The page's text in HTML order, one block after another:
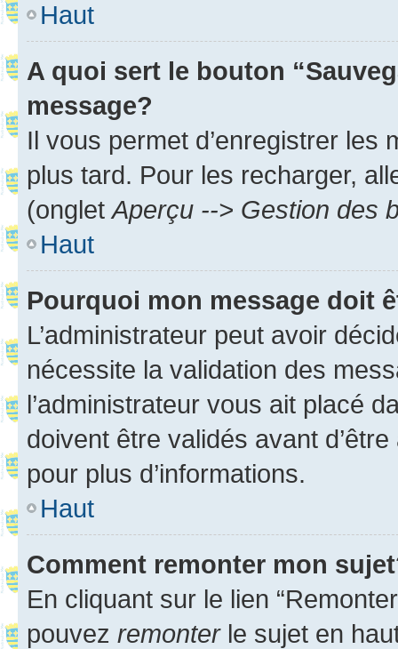
Haut
A quoi sert le bouton
message?
Il vous permet d’enregistrer
plus tard. Pour les recharger,
(onglet Aperçu --> Gestion des
Haut
Pourquoi mon message doit
L’administrateur peut avoir
nécessite la validation des
l’administrateur vous ait placé
doivent être validés avant
pour plus d’informations.
Haut
Comment remonter mon
En cliquant sur le lien
pouvez remonterle sujet en